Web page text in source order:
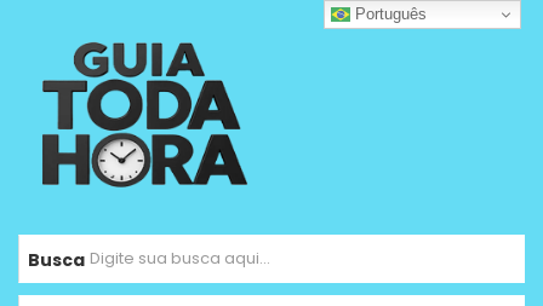
Busca
Português